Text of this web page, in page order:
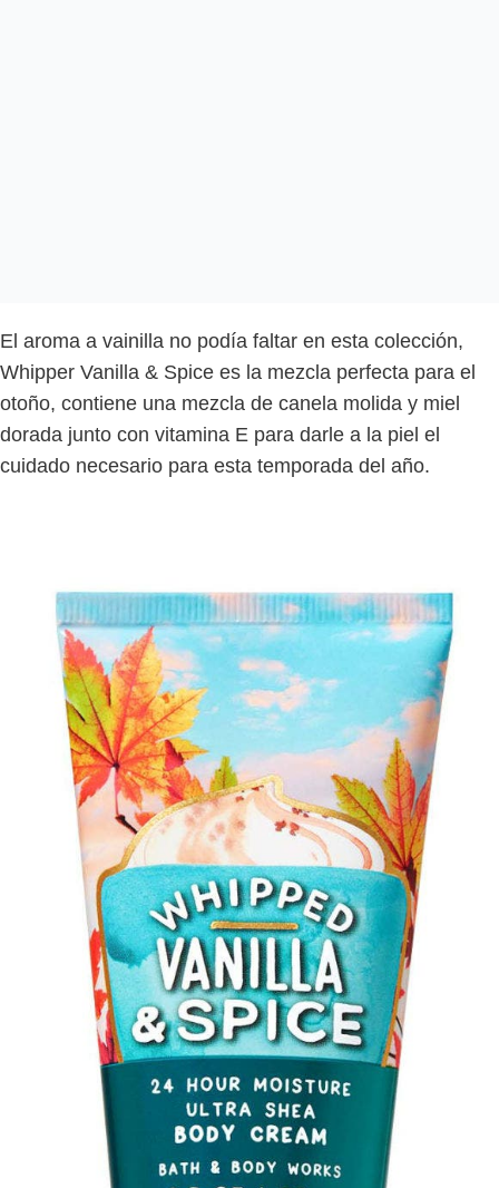
El aroma a vainilla no podía faltar en esta colección,
Whipper Vanilla & Spice es la mezcla perfecta para el
otoño, contiene una mezcla de canela molida y miel
dorada junto con vitamina E para darle a la piel el
cuidado necesario para esta temporada del año.